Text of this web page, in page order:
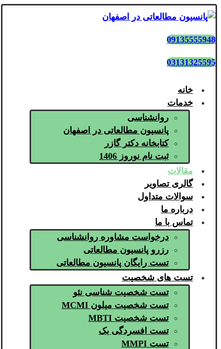
09135555948
03131325595
خانه
خدمات
روانشناسی
پانسیون مطالعاتی در اصفهان
کتابخانه دکتر گازر
ثبت نام نوروز 1406
مقالات
گالری تصاویر
سوالات متداول
درباره ما
تماس با ما
درخواست مشاوره روانشناسی
رزرو پانسیون مطالعاتی
تست رایگان پانسیون مطالعاتی
تست های شخصیت
تست شخصیت شناسی نئو
تست شخصیت میلون MCMI
تست شخصیت MBTI
تست افسردگی بک
تست MMPI